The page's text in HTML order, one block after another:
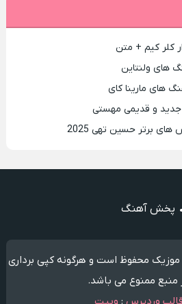
کلر کیم + متن
های ولنتاین
های مارینا کای
جدید و قدیمی مهستی
برتر حسین تهی 2025
پخش آهنگ
موزیک محفوظ است و هرگونه کپی برداری
منبع ممنوع می باشد.